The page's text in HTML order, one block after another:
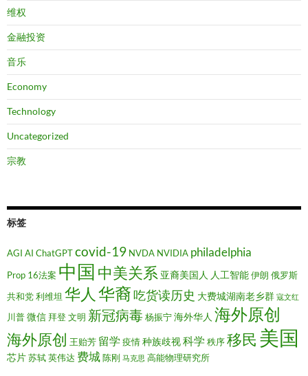
维权
金融投资
音乐
Economy
Technology
Uncategorized
宗教
标签
AGI AI ChatGPTcovid-19 NVDA NVIDIA philadelphia
Prop 16法案 中国 中美关系 亚裔美国人 人工智能伊朗 俄罗斯
共和党利维坦 华人 华裔吃货读历史 大费城湖南老乡群 寇文红
川普微信 拜登文明 新冠病毒杨振宁海外华人 海外原创
海外原创 王贻芳 留学 疫情种族歧视科学 秩序移民 美国
芯片苏轼英伟达 费城陈刚 马克思 高能物理研究所